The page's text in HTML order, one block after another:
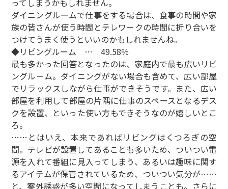
ダイニングルームで仕事をする場合は、食事の時間や家
族の皆さんが使う時間とテレワークの時間に折り合いを
つけてうまく使うといいのかもしれませんね。
◆リビングルーム … 49.58％
最も多かった回答となったのは、家庭内で最も広いリビ
ングルーム。ダイニングがない場合も含めて、広い部屋
でリラックスしながら仕事ができそうです。また、広い
部屋を利用して部屋の片隅に仕事のスペースとなるデス
クを設置、といった使い方もできそうなのが嬉しいとこ
ろ。
……とはいえ、本来であればリビングはくつろぎの空
間。テレビが設置してあることも多いため、ついつい電
源を入れて番組に見入ってしまう、あるいは趣味に関す
るアイテムが保管されているため、ついつい気分が……
と、案外誘惑が多い空間になってしまうことも。さらに